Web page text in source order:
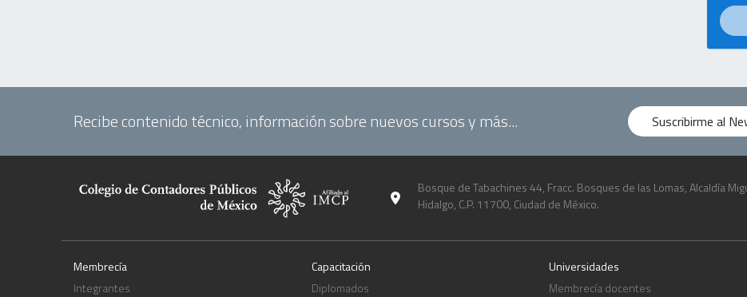
Recibe contenido técnico, información sobre nuevos cursos y más... Suscribirme al
Bosque de Tabachines 44, Fracc. Bosques de las Lomas, Alcaldía
Hidalgo, C.P. 11700, Ciudad de México.
Membrecía
Integrantes
Capacitación
Diplomados
Universidades
Membrecía docentes